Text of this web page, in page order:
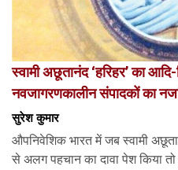
स्वामी अछूतानंद ‘हरिहर’ का
नवजागरणकालीन संपादकों का
सुरेश कुमार
औपनिवेशिक भारत में जब स्वामी
से अलग पहचान का दावा पेश किया